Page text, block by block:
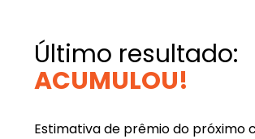
Último resultado:
ACUMULOU!
Estimativa de prêmio do próximo